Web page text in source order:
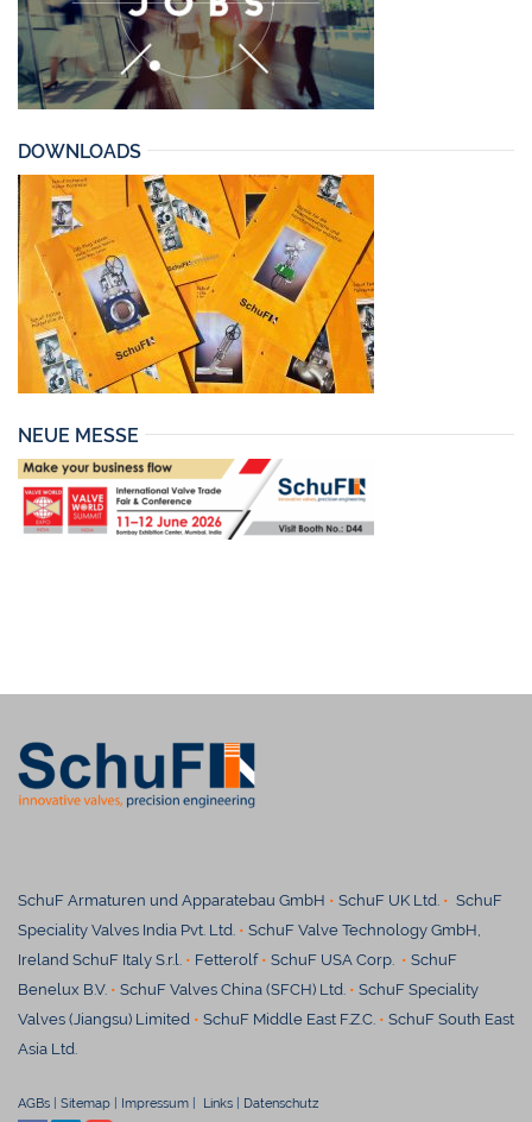
DOWNLOADS
NEUE MESSE
SchuF Armaturen und Apparatebau GmbH • SchuF UK Ltd. • SchuF
Speciality Valves India Pvt. Ltd. • SchuF Valve Technology GmbH,
Ireland SchuF Italy S.r.l. • Fetterolf• SchuF USA Corp. • SchuF
Benelux B.V. • SchuF Valves China (SFCH) Ltd. • SchuF Speciality
Valves (Jiangsu) Limited • SchuF Middle East F.Z.C. • SchuF South East
Asia Ltd.
AGBs Sitemap Impressum Links Datenschutz